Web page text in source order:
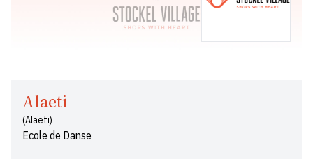
Alaeti
(Alaeti)
Ecole de Danse